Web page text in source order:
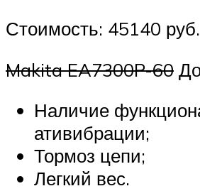
Стоимость: 45140 руб.
Makita EA7300P-60
Наличие
ативибрации;
Тормоз цепи;
Легкий вес.